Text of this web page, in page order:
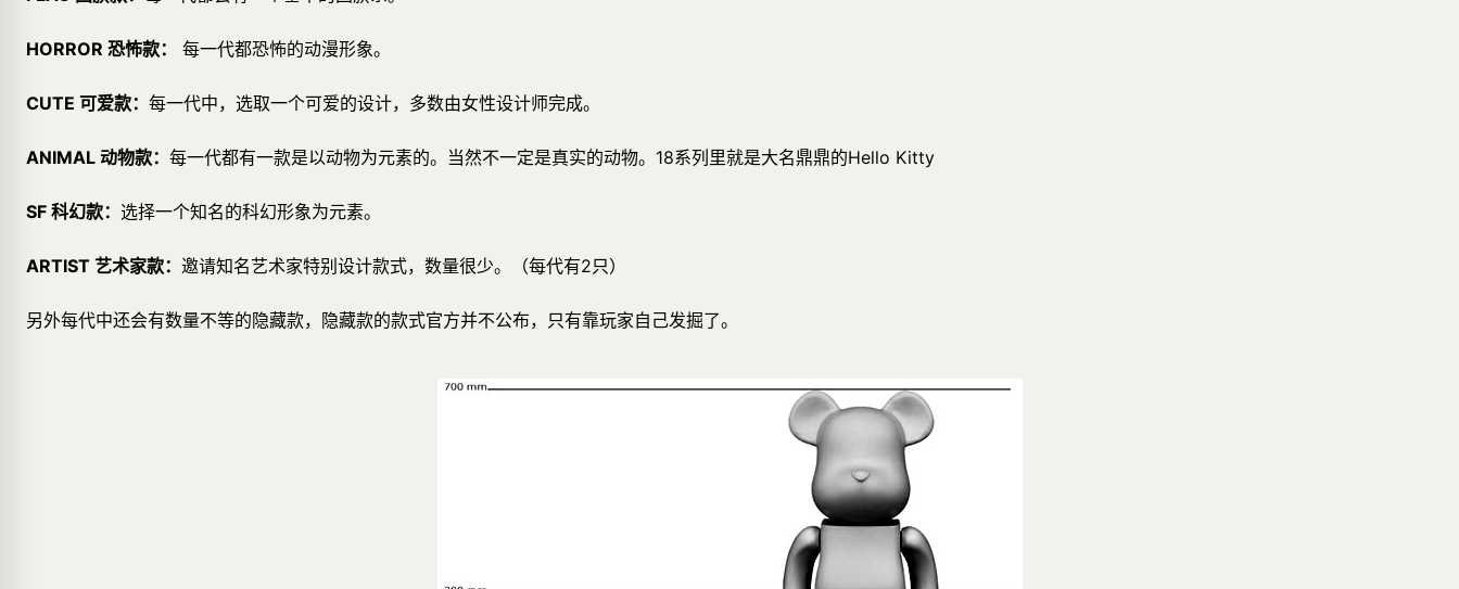
HORROR 恐怖款： 每一代都恐怖的动漫形象。
CUTE 可爱款： 每一代中，选取一个可爱的设计，多数由女性设计师完成。
ANIMAL 动物款： 每一代都有一款是以动物为元素的。当然不一定是真实的动物。18系列里就是大名鼎鼎的Hello Kitty
SF 科幻款： 选择一个知名的科幻形象为元素。
ARTIST 艺术家款： 邀请知名艺术家特别设计款式，数量很少。（每代有2只）
另外每代中还会有数量不等的隐藏款，隐藏款的款式官方并不公布，只有靠玩家自己发掘了。